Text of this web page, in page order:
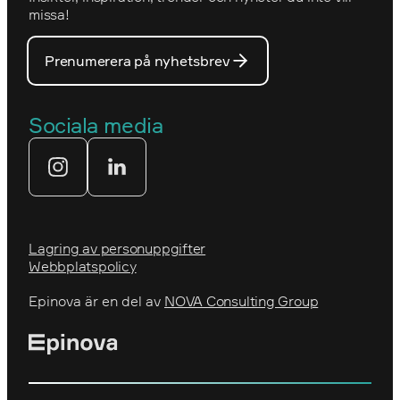
Optimizelys webb
Prins Daniels Fellowship
Tekniksprånget
Våra medarbetare
Våra partners
missa!
Prenumerera på nyhetsbrev
Sociala media
Lagring av personuppgifter
Webbplatspolicy
Epinova är en del av NOVA Consulting Group